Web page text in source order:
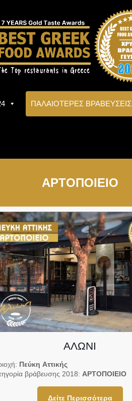
ΠΑΛΑΙΟΤΕΡΕΣ ΒΡΑΒΕΥΣΕΙΣ
ΑΡΤΟΠΟΙΕΙΟ
ΑΛΩΝΙ
Πεύκη Αττικής
βράβευσης 2018: ΑΡΤΟΠΟΙΕΙΟ
Δείτε Περισσότερα